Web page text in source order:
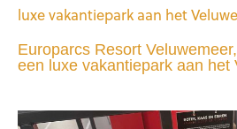
Europarcs Resort
een luxe vakantiepark aan het